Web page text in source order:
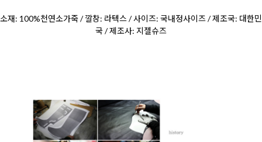
소재: 100%천연소가죽 / 깔창: 라텍스 / 사이즈: 국내정사이즈 / 제조국: 대한민
국 / 제조사: 지젤슈즈